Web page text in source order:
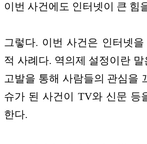
이번 사건에도 인터넷이 큰 힘
그렇다. 이번 사건은 인터넷
적 사례다. 역의제 설정이란
고발을 통해 사람들의 관심을
슈가 된 사건이 TV와 신문 등
한다.